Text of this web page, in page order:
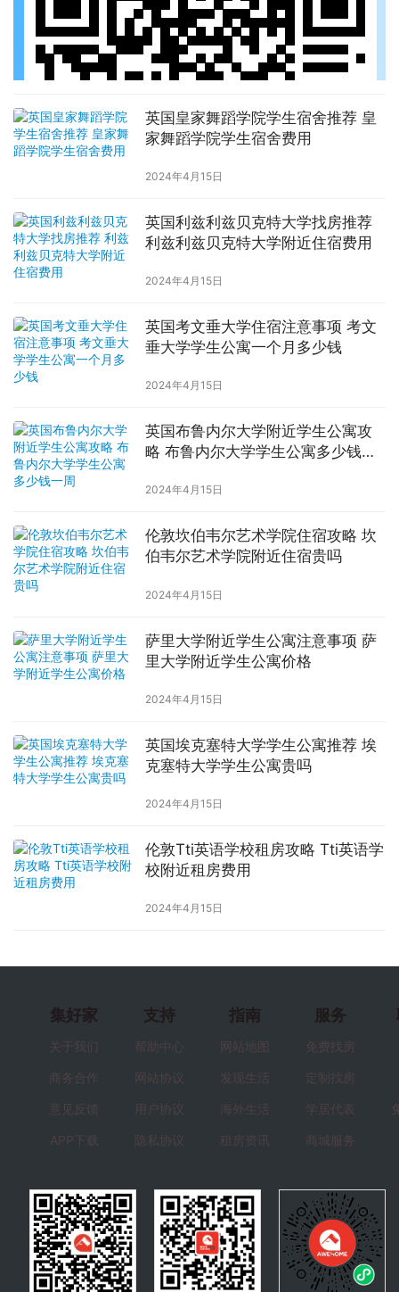
英国皇家舞蹈学院学生宿舍推荐 皇
家舞蹈学院学生宿舍费用
2024年4月15日
英国利兹利兹贝克特大学找房推荐
利兹利兹贝克特大学附近住宿费用
2024年4月15日
英国考文垂大学住宿注意事项 考文
垂大学学生公寓一个月多少钱
2024年4月15日
英国布鲁内尔大学附近学生公寓攻
略 布鲁内尔大学学生公寓多少钱一
2024年4月15日
伦敦坎伯韦尔艺术学院住宿攻略 坎
伯韦尔艺术学院附近住宿贵吗
2024年4月15日
萨里大学附近学生公寓注意事项 萨
里大学附近学生公寓价格
2024年4月15日
英国埃克塞特大学学生公寓推荐 埃
克塞特大学学生公寓贵吗
2024年4月15日
伦敦Tti英语学校租房攻略 Tti英语学
校附近租房费用
2024年4月15日
集好家
关于我们
商务合作
意见反馈
APP下载
支持
帮助中心
网站协议
用户协议
隐私协议
指南
网站地图
发现生活
海外生活
租房资讯
服务
免费找房
定制找房
学居代表
商城服务